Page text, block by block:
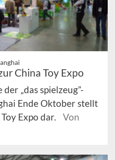
China Toy Expo
„das spielzeug”-
Ende Oktober stellt
Expo dar.
Von